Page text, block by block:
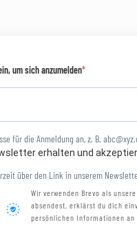
um sich anzumelden
für die Anmeldung an, z. B.
erhalten und
über den Link in unserem
Wir verwenden Brevo als
absendest, erklärst du dich
persönlichen Informationen an